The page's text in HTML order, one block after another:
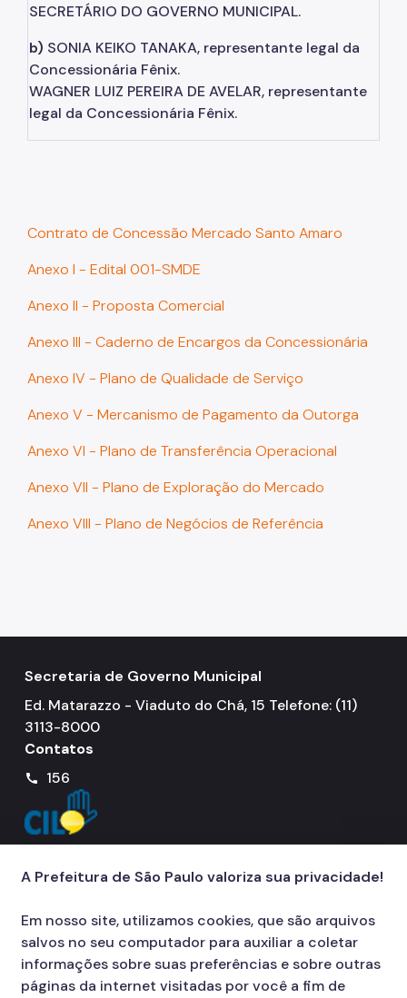
SECRETÁRIO DO GOVERNO MUNICIPAL.
b) SONIA KEIKO TANAKA, representante legal da
Concessionária Fênix.
WAGNER LUIZ PEREIRA DE AVELAR, representante
legal da Concessionária Fênix.
Contrato de Concessão Mercado Santo Amaro
Anexo I - Edital 001-SMDE
Anexo II - Proposta Comercial
Anexo III - Caderno de Encargos da Concessionária
Anexo IV - Plano de Qualidade de Serviço
Anexo V - Mercanismo de Pagamento da Outorga
Anexo VI - Plano de Transferência Operacional
Anexo VII - Plano de Exploração do Mercado
Anexo VIII - Plano de Negócios de Referência
Secretaria de Governo Municipal
Ed. Matarazzo - Viaduto do Chá, 15 Telefone: (11)
3113-8000
Contatos
call 156
A Prefeitura de São Paulo valoriza sua privacidade!
Em nosso site, utilizamos cookies, que são arquivos
salvos no seu computador para auxiliar a coletar
informações sobre suas preferências e sobre outras
páginas da internet visitadas por você a fim de